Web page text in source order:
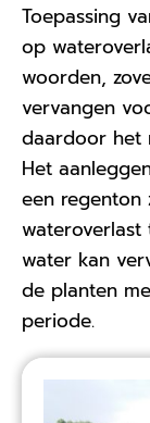
Toepassing
op
woorden,
vervangen
daardoor het
Het
een regenton
wateroverlast
water kan
de planten
periode.